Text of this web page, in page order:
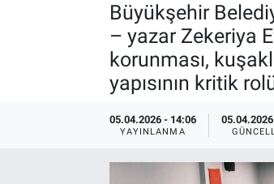
Büyükşehir
– yazar Zekeriya
korunması,
yapısının kritik
05.04.2026 - 14:06
YAYINLANMA
Süper Lig Puan Durumu ve Fikstür
Tüm Manşetler